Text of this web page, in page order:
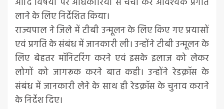
लाने के लिए निर्देशित किया।
राज्यपाल ने जिले में टीबी उन्मूलन के लिए किए गए प्रयासों
एवं प्रगति के संबंध में जानकारी ली। उन्होंने टीबी उन्मूलन के
लिए बेहतर मॉनिटरिंग करने एवं इसके इलाज को लेकर
लोगों को जागरूक करने बात कही। उन्होंने रेडक्रॉस के
संबंध में जानकारी लेने के साथ ही रेडक्रॉस के चुनाव कराने
के निर्देश दिए।